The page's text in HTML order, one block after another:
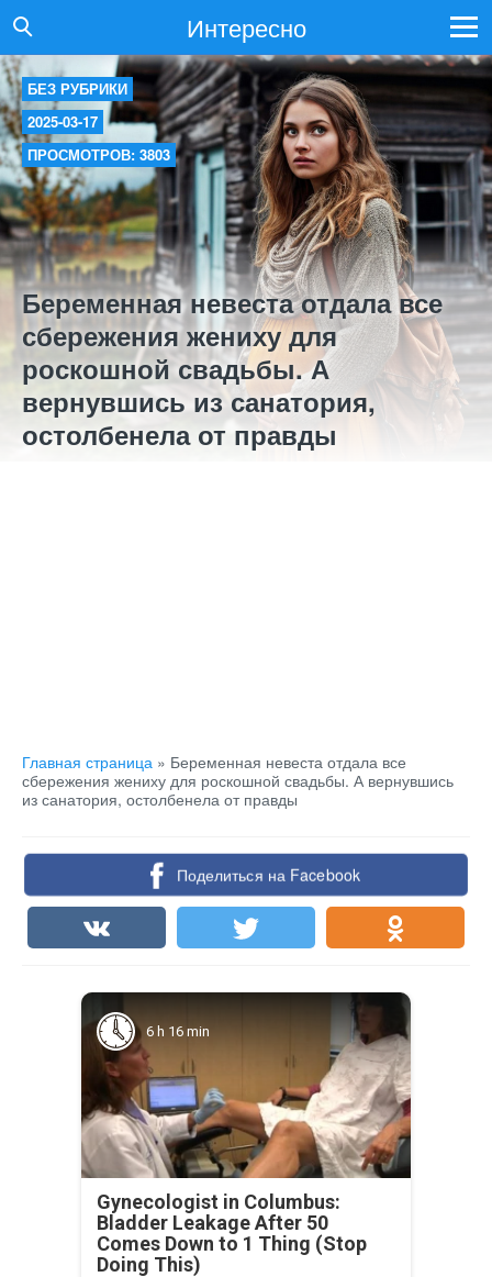
Интересно
БЕЗ РУБРИКИ
2025-03-17
ПРОСМОТРОВ: 3803
Беременная невеста отдала все
сбережения жениху для
роскошной свадьбы. А
вернувшись из санатория,
остолбенела от правды
Главная страница » Беременная невеста отдала все
сбережения жениху для роскошной свадьбы. А вернувшись
из санатория, остолбенела от правды
Поделиться на Facebook
6 h 16 min
Gynecologist in Columbus:
Bladder Leakage After 50
Comes Down to 1 Thing (Stop
Doing This)